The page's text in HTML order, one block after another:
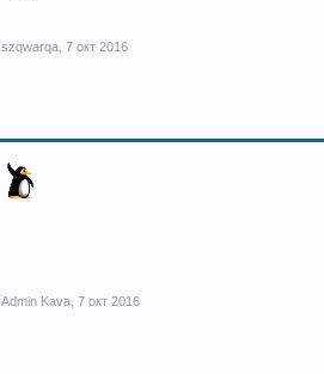
szqwarqa 7 окт 2016
Admin Kava 7 окт 2016